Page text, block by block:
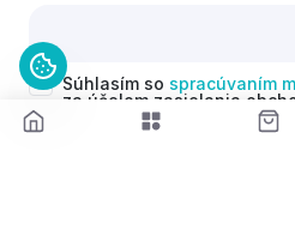
Súhlasím so spracúvaním
za účelom zasielania
(newsletterov) v súlade s
Nariadenia GDPR. Svoj